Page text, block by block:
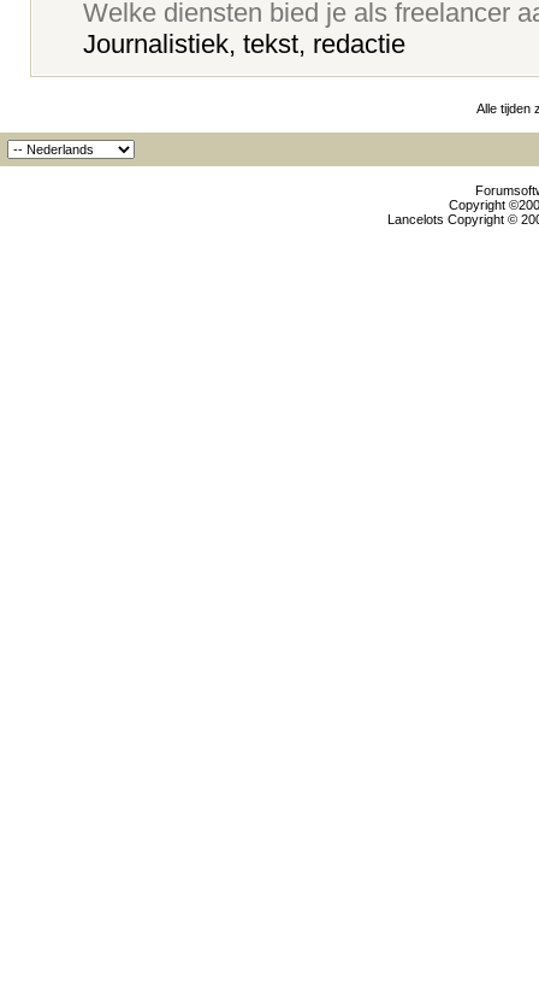
Welke diensten bied je als freelancer
Journalistiek, tekst, redactie
Alle tijden
Copyright
Lancelots Copyright ©